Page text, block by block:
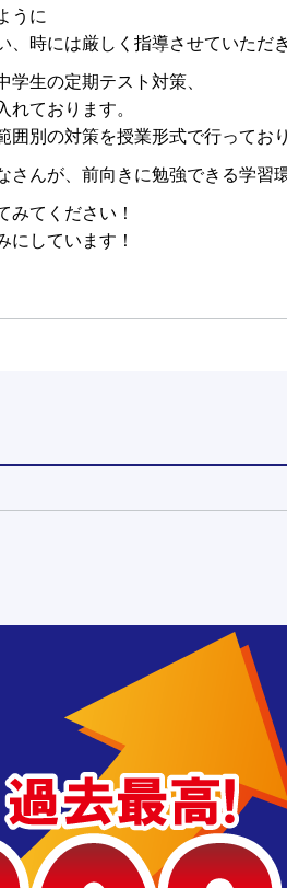
うに
時には厳しく指導させていただき
生の定期テスト対策、
ております。
別の対策を授業形式で行っており
さんが、前向きに勉強できる学習
みてください！
にしています！